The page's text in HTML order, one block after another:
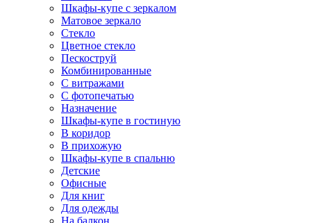
Шкафы-купе с зеркалом
Матовое зеркало
Стекло
Цветное стекло
Пескоструй
Комбинированные
С витражами
С фотопечатью
Назначение
Шкафы-купе в гостиную
В коридор
В прихожую
Шкафы-купе в спальню
Детские
Офисные
Для книг
Для одежды
На балкон